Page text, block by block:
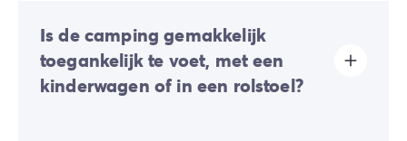
Is de camping gemakkelijk
toegankelijk te voet, met een
kinderwagen of in een rolstoel?